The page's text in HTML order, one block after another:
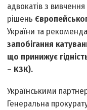
адвокатів з
рішень
України та
запобігання
що принижує
– КЗК).
Українськими
Генеральна